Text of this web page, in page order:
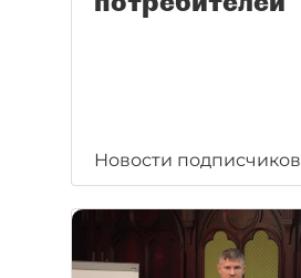
Новости подписчиков